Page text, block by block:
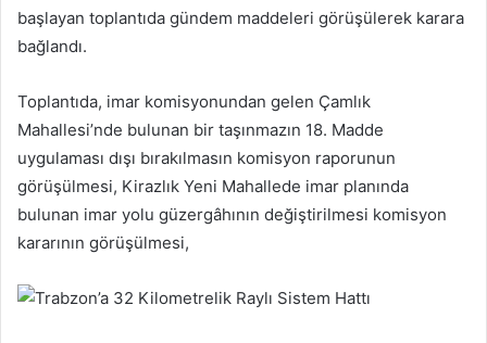
başlayan toplantıda gündem maddeleri görüşülerek karara
bağlandı.
Toplantıda, imar komisyonundan gelen Çamlık
Mahallesi’nde bulunan bir taşınmazın 18. Madde
uygulaması dışı bırakılmasın komisyon raporunun
görüşülmesi, Kirazlık Yeni Mahallede imar planında
bulunan imar yolu güzergâhının değiştirilmesi komisyon
kararının görüşülmesi,